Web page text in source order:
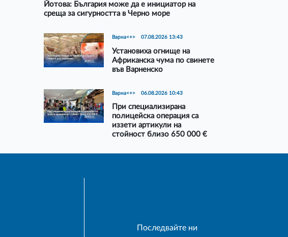
Йотова: България може да е инициатор на
среща за сигурността в Черно море
Варна<+> 07.08.2026 13:43
Установиха огнище на
Африканска чума по свинете
във Варненско
Варна<+> 06.08.2026 10:43
При специализирана
полицейска операция са
иззети артикули на
стойност близо 650 000 €
Последвайте ни